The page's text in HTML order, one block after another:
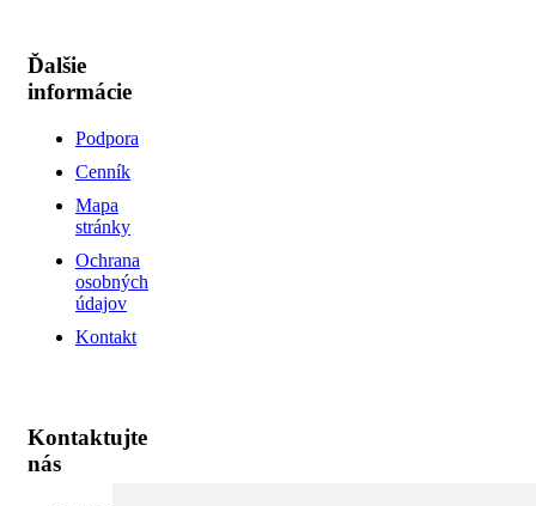
Ďalšie
informácie
Podpora
Cenník
Mapa
stránky
Ochrana
osobných
údajov
Kontakt
Kontaktujte
nás